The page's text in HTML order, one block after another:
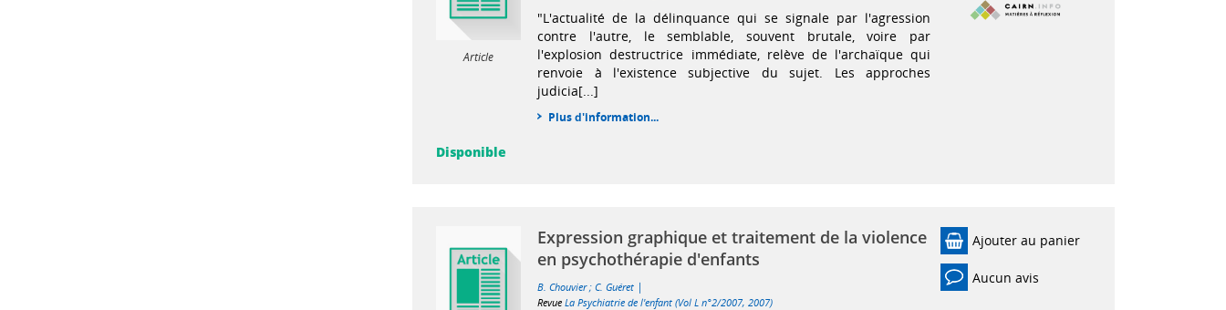
Article
"L'actualité de la délinquance qui se signale par l'agression
contre l'autre, le semblable, souvent brutale, voire par
l'explosion destructrice immédiate, relève de l'archaïque qui
renvoie à l'existence subjective du sujet. Les approches
judicia[...]
Plus d'information...
Disponible
Expression graphique et traitement de la violence
en psychothérapie d'enfants
B. Chouvier;C. Guéret |
RevueLa Psychiatrie de l'enfant (Vol L n°2/2007, 2007)
Ajouter au panier
Aucun avis